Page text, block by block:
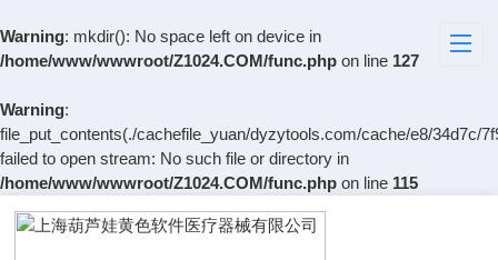
Warning: mkdir(): No space left on device in
/home/www/wwwroot/Z1024.COM/func.php on line 127
Warning:
file_put_contents(./cachefile_yuan/dyzytools.com/cache/e8/34d7c/
failed to open stream: No such file or directory in
/home/www/wwwroot/Z1024.COM/func.php on line 115